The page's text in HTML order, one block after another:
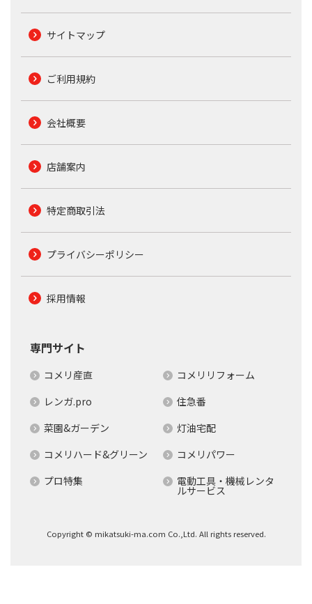
サイトマップ
ご利用規約
会社概要
店舗案内
特定商取引法
プライバシーポリシー
採用情報
専門サイト
コメリ産直
コメリリフォーム
レンガ.pro
住急番
菜園&ガーデン
灯油宅配
コメリハード&グリーン
コメリパワー
プロ特集
電動工具・機械レンタ
ルサービス
Copyright © mikatsuki-ma.com Co.,Ltd. All rights reserved.